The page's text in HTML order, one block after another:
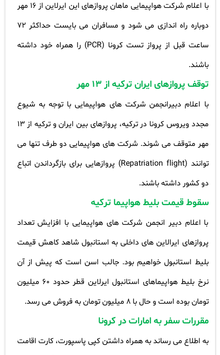
با اعلام شرکت هواپیمایی ماهان پروازهای این ایرلاین از 16 مهر
دوباره راه اندازی می شود و مسافران می بایست حداکثر 72
ساعت قبل از پرواز تست کرونا (PCR)
را همراه خود داشته
باشند.
توقف پروازهای ایران ترکیه از 13 مهر
با اعلام دبیرانجمن شرکت های هواپیمایی با توجه به شیوع
مجدد ویروس کرونا در ترکیه، پروازهای بین ایران و ترکیه از 13
مهر متوقف می شوند. شرکت های هواپیمایی دو طرف تنها می
توانند (Repatriation flight)
پروازهایی برای بازگرداندن اتباع
دو کشور داشته باشند.
سقوط قیمت بلیط هواپیما ترکیه
با اعلام دبیر انجمن شرکت های هواپیمایی با افزایش تعداد
پروازهای ایرالاین های داخلی به استانبول شاهد کاهش قیمت
بلیط استانبول خواهیم بود. جالب اسن است که پیش از آن
نرخ بلیط هواپیماهای استانبول ایرلاین قطر حدود 60 میلیون
تومان بوده است و حال با 8 میلیون تومان به فروش می رسد
.
مقررات سفر به امارات در کرونا
به اطلاع می رساند به همراه داشتن کپی پاسپورت، کارت اقامت